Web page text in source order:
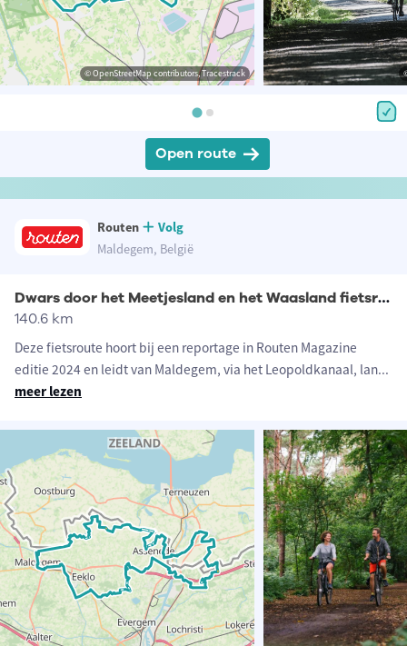
© OpenStreetMap contributors, Tracestrack
Open route
Routen
Volg
Maldegem, België
Dwars door het Meetjesland en het Waasland fietsroute
140.6 km
Deze fietsroute hoort bij een reportage in Routen Magazine
editie 2024 en leidt van Maldegem, via het Leopoldkanaal, lan...
meer lezen